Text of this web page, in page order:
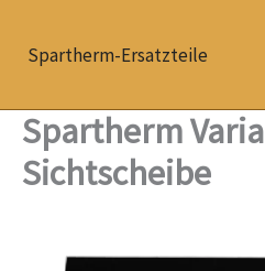
InhaltSpartherm-Ersatzteile
Spartherm Varia
Sichtscheibe